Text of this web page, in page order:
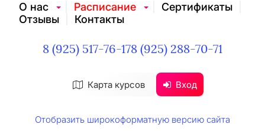
О нас Расписание
Сертификаты
Отзывы
Контакты
Карта курсов Вход
8 (925) 517-76-178 (925) 288-70-71
Отобразить широкоформатную версию сайта